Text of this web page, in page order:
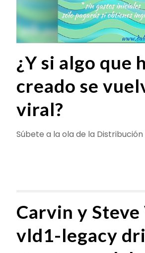
¿Y si algo que
creado se
viral?
Súbete a la ola de la Distribución
Carvin y Steve
vld1-legacy